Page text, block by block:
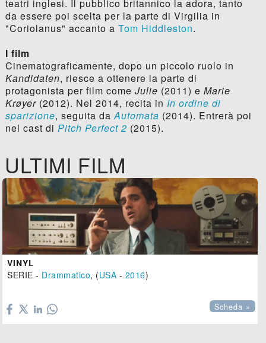
teatri inglesi. Il pubblico britannico la adora, tanto
da essere poi scelta per la parte di Virgilia in
"Coriolanus" accanto a Tom Hiddleston.
I film
Cinematograficamente, dopo un piccolo ruolo in
Kandidaten, riesce a ottenere la parte di
protagonista per film come Julie (2011) e Marie
Krøyer(2012). Nel 2014, recita in In ordine di
sparizione, seguita daAutomata (2014). Entrerà poi
nel cast di Pitch Perfect 2 (2015).
ULTIMI FILM
VINYL
SERIE - Drammatico, (USA - 2016)
Scheda »